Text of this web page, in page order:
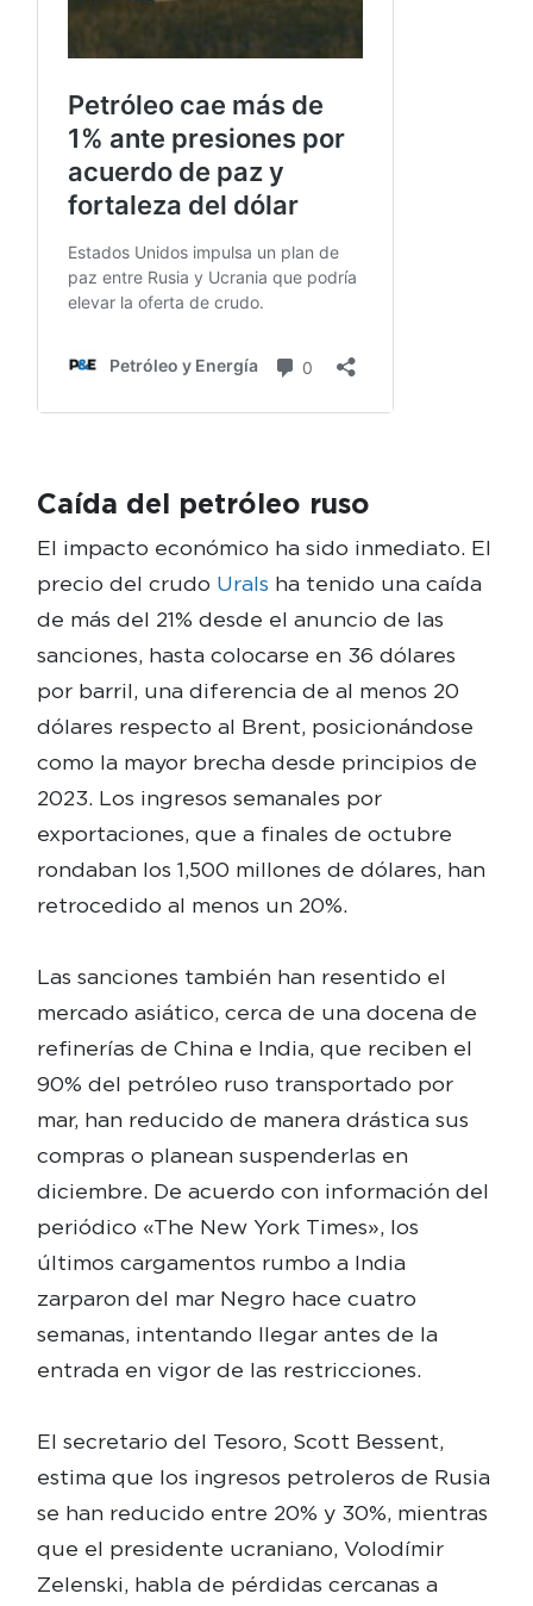
Caída del petróleo ruso
El impacto económico ha sido inmediato. El
precio del crudo Urals ha tenido una caída
de más del 21% desde el anuncio de las
sanciones, hasta colocarse en 36 dólares
por barril, una diferencia de al menos 20
dólares respecto al Brent, posicionándose
como la mayor brecha desde principios de
2023. Los ingresos semanales por
exportaciones, que a finales de octubre
rondaban los 1,500 millones de dólares, han
retrocedido al menos un 20%.
Las sanciones también han resentido el
mercado asiático, cerca de una docena de
refinerías de China e India, que reciben el
90% del petróleo ruso transportado por
mar, han reducido de manera drástica sus
compras o planean suspenderlas en
diciembre. De acuerdo con información del
periódico «The New York Times», los
últimos cargamentos rumbo a India
zarparon del mar Negro hace cuatro
semanas, intentando llegar antes de la
entrada en vigor de las restricciones.
El secretario del Tesoro, Scott Bessent,
estima que los ingresos petroleros de Rusia
se han reducido entre 20% y 30%, mientras
que el presidente ucraniano, Volodímir
Zelenski, habla de pérdidas cercanas a